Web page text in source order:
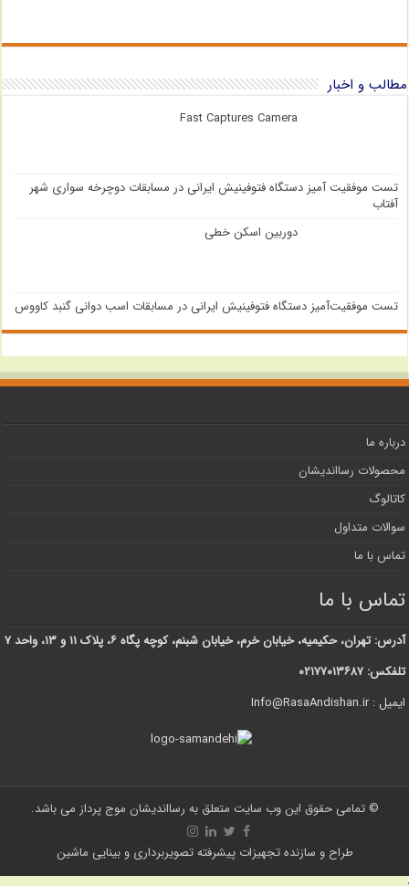
مطالب و اخبار
Fast Captures Camera
تست موفقیت آمیز دستگاه فتوفینیش ایرانی در مسابقات دوچرخه سواری شهر
آفتاب
دوربین اسکن خطی
تست موفقیت‌آمیز دستگاه فتوفینیش ایرانی در مسابقات اسب دوانی گنبد کاووس
درباره ما
محصولات رسااندیشان
کاتالوگ
سوالات متداول
تماس با ما
تماس با ما
آدرس: تهران، حکیمیه، خیابان خرم، خیابان شبنم، کوچه پگاه ۶، پلاک ۱۱ و ۱۳، واحد ۷
تلفکس: ۰۲۱۷۷۰۱۳۶۸۷
ایمیل : Info@RasaAndishan.ir
© تمامی حقوق این وب سایت متعلق به رسااندیشان موج پرداز می باشد.
طراح و سازنده تجهیزات پیشرفته تصویربرداری و بینایی ماشین